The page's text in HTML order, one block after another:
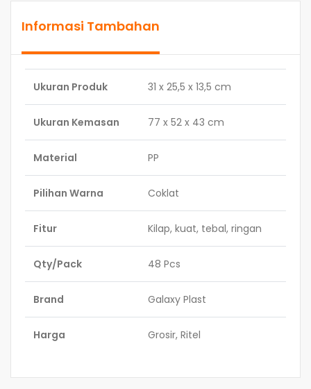
Informasi Tambahan
Ukuran Produk 31 x 25,5 x 13,5 cm
Ukuran Kemasan 77 x 52 x 43 cm
Material PP
Pilihan Warna Coklat
Fitur Kilap, kuat, tebal, ringan
Qty/Pack 48 Pcs
Brand Galaxy Plast
Harga Grosir, Ritel